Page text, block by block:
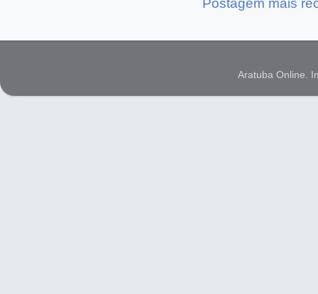
Postagem mais
Aratuba Online.